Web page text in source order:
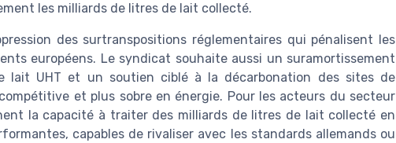
les milliards de litres de lait collecté.
des surtranspositions réglementaires qui pénalisent les
européens. Le syndicat souhaite aussi un suramortissement
lait UHT et un soutien ciblé à la décarbonation des sites de
et plus sobre en énergie. Pour les acteurs du secteur
la capacité à traiter des milliards de litres de lait collecté en
capables de rivaliser avec les standards allemands ou